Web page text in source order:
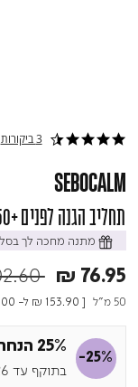
4.7 star rating 3 ביקורות
SEBOCALM
תחליב הגנה לפנים +SPF50
מתנה מחכה לך בסל
reduced from
to₪ 76.95
50 מ"ל [
₪ 153.90 ל- 100 מ"ל ]
-25%
25% הנחה
בתוקף עד 08/08/26